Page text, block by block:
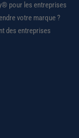
pour les entreprises
votre marque ?
des entreprises